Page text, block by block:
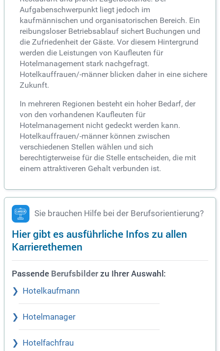
Aufgabenschwerpunkt liegt jedoch im
kaufmännischen und organisatorischen Bereich. Ein
reibungsloser Betriebsablauf sichert Buchungen und
die Zufriedenheit der Gäste. Vor diesem Hintergrund
werden die Leistungen von Kaufleuten für
Hotelmanagement stark nachgefragt.
Hotelkauffrauen/-männer blicken daher in eine sichere
Zukunft.
In mehreren Regionen besteht ein hoher Bedarf, der
von den vorhandenen Kaufleuten für
Hotelmanagement nicht gedeckt werden kann.
Hotelkauffrauen/-männer können zwischen
verschiedenen Stellen wählen und sich
berechtigterweise für die Stelle entscheiden, die mit
einem attraktiveren Gehalt verbunden ist.
Sie brauchen Hilfe bei der Berufsorientierung?
Hier gibt es ausführliche Infos zu allen
Karrierethemen
Passende Berufsbilder zu Ihrer Auswahl:
Hotelkaufmann
Hotelmanager
Hotelfachfrau